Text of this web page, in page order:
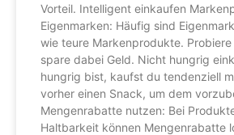
Vorteil. Intelligent einkaufen
Eigenmarken: Häufig sind
wie teure Markenprodukte. Probiere
spare dabei Geld. Nicht hungrig
hungrig bist, kaufst du tendenziell
vorher einen Snack, um dem
Mengenrabatte nutzen: Bei
Haltbarkeit können Mengenrabatte